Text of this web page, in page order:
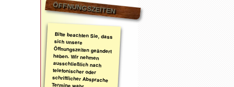
ÖFFNUNGSZEITEN
Bitte beachten Sie, dass
sich unsere
Öffnungszeiten geändert
haben. Wir nehmen
ausschließlich nach
telefonischer oder
schriftlicher Absprache
Termine wahr.
Schreiben Sie gerne ein
Email mit Ihrem